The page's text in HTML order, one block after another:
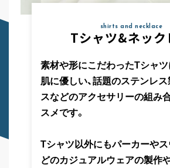
shirts and necklace
Tシャツ&ネック
素材や形にこだわったTシャツ
肌に優しい、話題のステンレ
スなどのアクセサリーの組み
スメです。
Tシャツ以外にもパーカーや
どのカジュアルウェアの製作